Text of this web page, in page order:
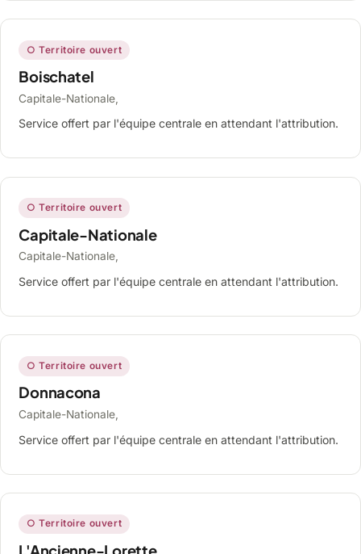
○ Territoire ouvert
Boischatel
Capitale-Nationale,
Service offert par l'équipe centrale en attendant l'attribution.
○ Territoire ouvert
Capitale-Nationale
Capitale-Nationale,
Service offert par l'équipe centrale en attendant l'attribution.
○ Territoire ouvert
Donnacona
Capitale-Nationale,
Service offert par l'équipe centrale en attendant l'attribution.
○ Territoire ouvert